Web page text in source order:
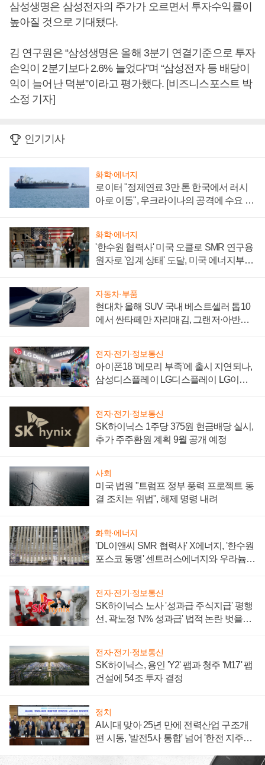
삼성생명은 삼성전자의 주가가 오르면서 투자수익률이
높아질 것으로 기대됐다.
김 연구원은 “삼성생명은 올해 3분기 연결기준으로 투자
손익이 2분기보다 2.6% 늘었다”며 “삼성전자 등 배당이
익이 늘어난 덕분”이라고 평가했다. [비즈니스포스트 박
소정 기자]
인기기사
화학·에너지
로이터 "정제연료 3만 톤 한국에서 러시
아로 이동", 우크라이나의 공격에 수요 늘
화학·에너지
'한수원 협력사' 미국 오클로 SMR 연구용
원자로 '임계 상태' 도달, 미국 에너지부
자동차·부품
현대차 올해 SUV 국내 베스트셀러 톱10
에서 싼타페만 자리매김, 그랜저·아반떼
전자·전기·정보통신
아이폰18 '메모리 부족'에 출시 지연되나,
삼성디스플레이 LG디스플레이 LG이노
전자·전기·정보통신
SK하이닉스 1주당 375원 현금배당 실시,
추가 주주환원 계획 9월 공개 예정
사회
미국 법원 "트럼프 정부 풍력 프로젝트 동
결 조치는 위법", 해제 명령 내려
화학·에너지
'DL이앤씨 SMR 협력사' X에너지, '한수원
포스코 동맹' 센트러스에너지와 우라늄
전자·전기·정보통신
SK하이닉스 노사 '성과급 주식지급' 평행
선, 곽노정 'N% 성과급' 법적 논란 벗을지
전자·전기·정보통신
SK하이닉스, 용인 'Y2' 팹과 청주 'M17' 팹
건설에 54조 투자 결정
정치
AI시대 맞아 25년 만에 전력산업 구조개
편 시동, '발전5사 통합' 넘어 '한전 지주사'